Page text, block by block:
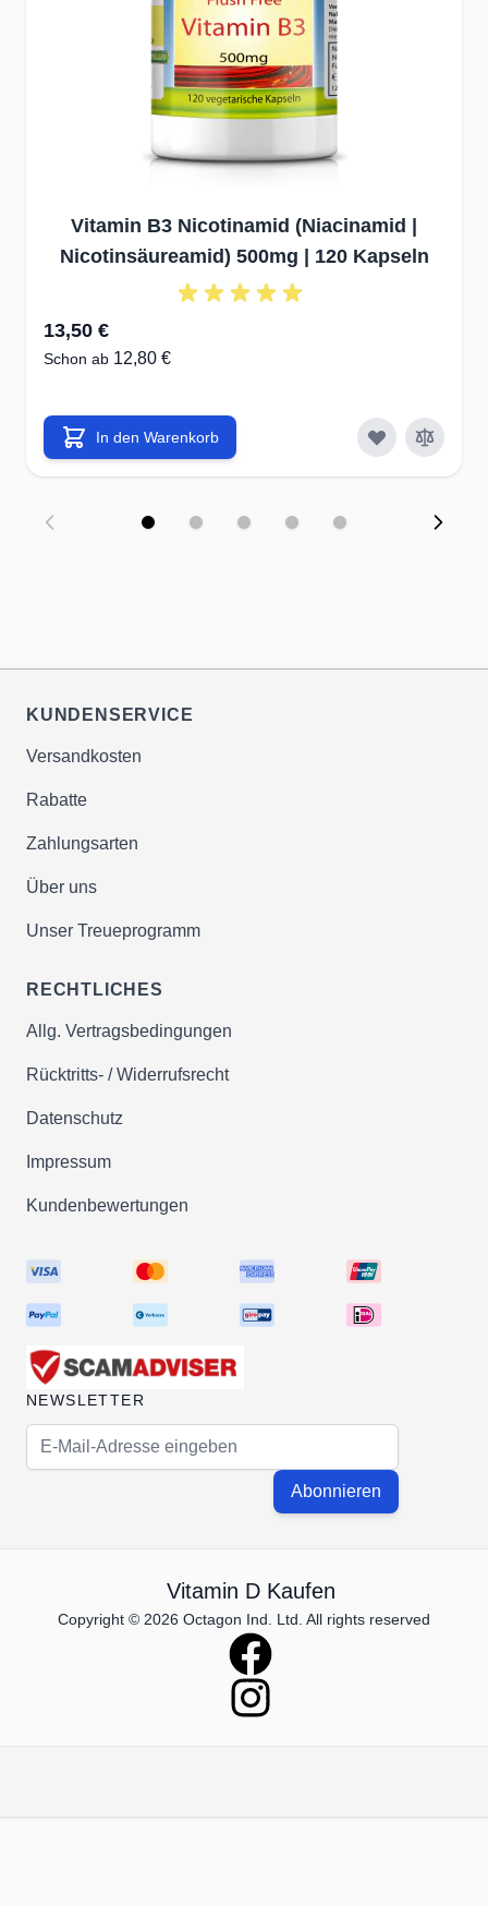
Vitamin B3 Nicotinamid (Niacinamid |
Nicotinsäureamid) 500mg | 120 Kapseln
13,50 €
Schon ab 12,80 €
In den Warenkorb
KUNDENSERVICE
Versandkosten
Rabatte
Zahlungsarten
Über uns
Unser Treueprogramm
RECHTLICHES
Allg. Vertragsbedingungen
Rücktritts- / Widerrufsrecht
Datenschutz
Impressum
Kundenbewertungen
NEWSLETTER
E-Mail-Adresse
Abonnieren
Vitamin D Kaufen
Copyright © 2026 Octagon Ind. Ltd. All rights reserved